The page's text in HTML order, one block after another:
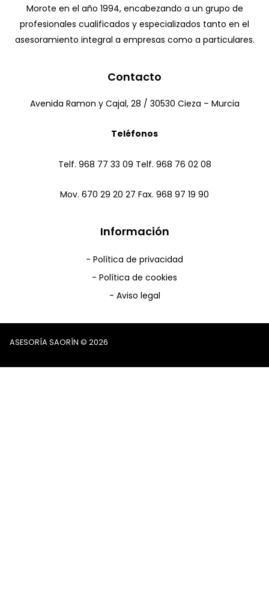
Morote en el año 1994, encabezando a un grupo de
profesionales cualificados y especializados tanto en el
asesoramiento integral a empresas como a particulares.
Contacto
Avenida Ramon y Cajal, 28 / 30530 Cieza – Murcia
Teléfonos
Telf. 968 77 33 09 Telf. 968 76 02 08
Mov. 670 29 20 27 Fax. 968 97 19 90
Información
Política de privacidad
Política de cookies
Aviso legal
ASESORÍA SAORÍN © 2026